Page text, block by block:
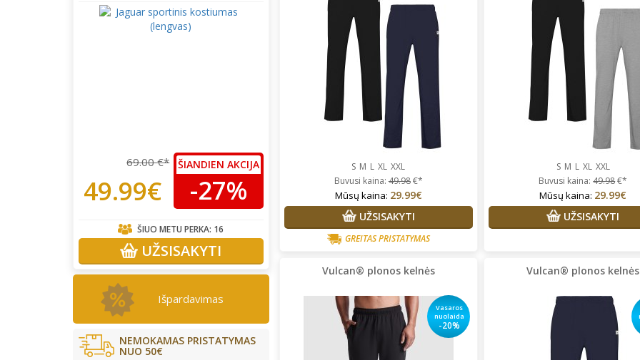
69.00 €*
49.99€
ŠIANDIEN AKCIJA
-27%
ŠIUO METU PERKA: 16
UŽSISAKYTI
Išpardavimas
NEMOKAMAS PRISTATYMAS
NUO 50€
S M L XL XXL
Buvusi kaina:49.98€*
Mūsų kaina: 29.99€
UŽSISAKYTI
GREITAS PRISTATYMAS
S M L XL XXL
Buvusi kaina:49.98€*
Mūsų kaina: 29.99€
UŽSISAKYTI
Vulcan® plonos kelnės
Vasaros
nuolaida
-20%
Vulcan® plonos kelnės